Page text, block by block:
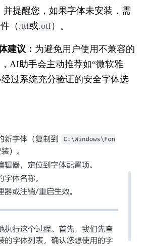
并提醒您，如果字体未安装，需
（ .ttf或.otf）。
建议： 为避免用户使用不兼容的
AI助手会主动推荐如“微软雅
经过系统充分验证的安全字体选